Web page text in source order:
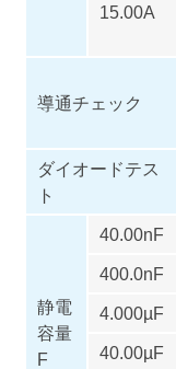
15.00A
導通チェック
ダイオードテス
ト
静電
容量
F
40.00nF
400.0nF
4.000µF
40.00µF